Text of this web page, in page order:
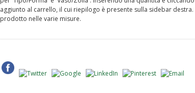
aggiunto al carrello, il cui riepilogo è presente sulla sidebar
prodotto nelle varie misure.